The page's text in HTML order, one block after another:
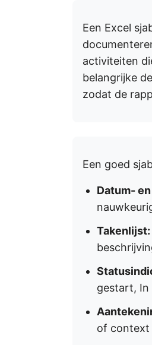
Een Excel
activiteiten
belangrijke
zodat de
Een goed
Datum-
Takenlijst:
gestart, In
of context